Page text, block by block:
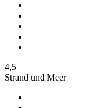
4,5
Strand und Meer